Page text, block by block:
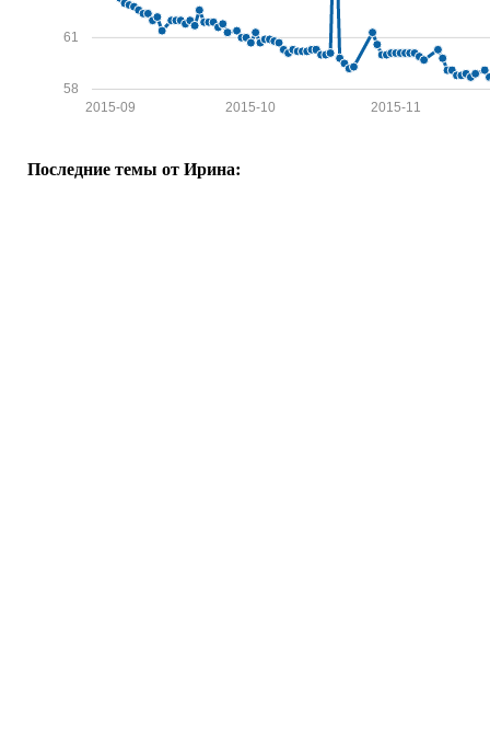
58
61
2015-11
2015-10
2015-09
Последние темы от Ирина: